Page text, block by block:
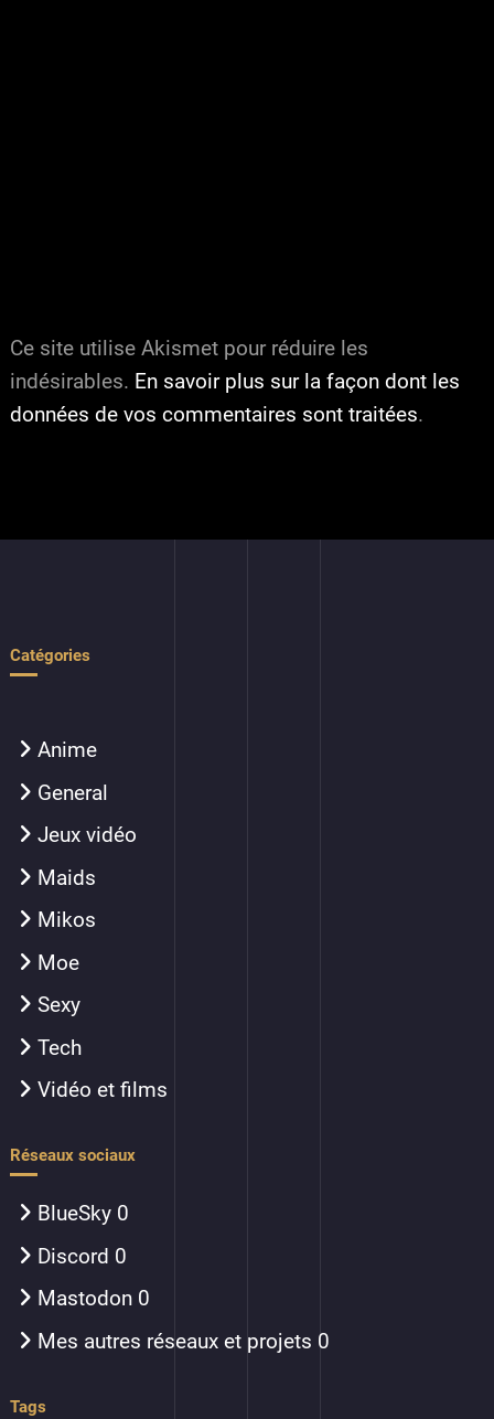
Ce site utilise Akismet pour réduire les
indésirables. En savoir plus sur la façon dont les
données de vos commentaires sont traitées.
Catégories
Anime
General
Jeux vidéo
Maids
Mikos
Moe
Sexy
Tech
Vidéo et films
Réseaux sociaux
BlueSky 0
Discord 0
Mastodon 0
Mes autres réseaux et projets 0
Tags